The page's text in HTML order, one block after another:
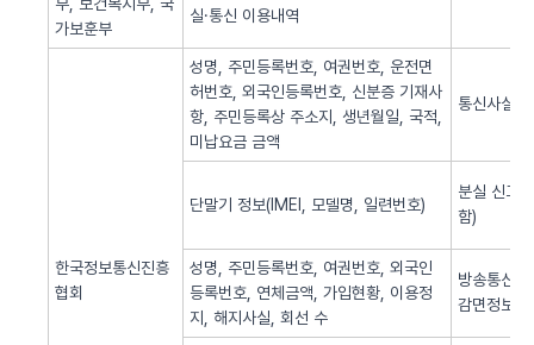
가보훈부
실·통신 이용내역
한국정보통신진흥
협회
성명, 주민등록번호, 여권번호, 운전면
허번호, 외국인등록번호, 신분증 기재사
항, 주민등록상 주소지, 생년월일, 국적,
미납요금 금액
통신사실
단말기 정보(IMEI, 모델명, 일련번호)
분실 신고
함)
성명, 주민등록번호, 여권번호, 외국인
등록번호, 연체금액, 가입현황, 이용정
지, 해지사실, 회선 수
방송통신
감면정보